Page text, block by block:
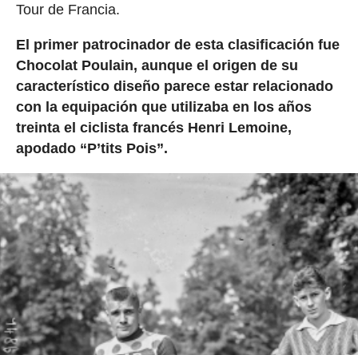
Tour de Francia.
El primer patrocinador de esta clasificación fue
Chocolat Poulain, aunque el origen de su
característico diseño parece estar relacionado
con la equipación que utilizaba en los años
treinta el ciclista francés Henri Lemoine,
apodado “P’tits Pois”.